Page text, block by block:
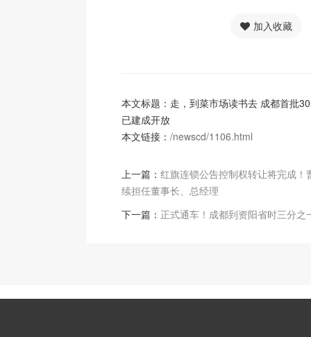
加入收藏
本文标题：走，到菜市场读书去 成都首批
已建成开放
本文链接： /newscd/1106.html
上一篇： 红旗连锁公告控制权转让将完成！
续担任董事长、总经理
下一篇： 正式通车！成都到资阳省时三分之